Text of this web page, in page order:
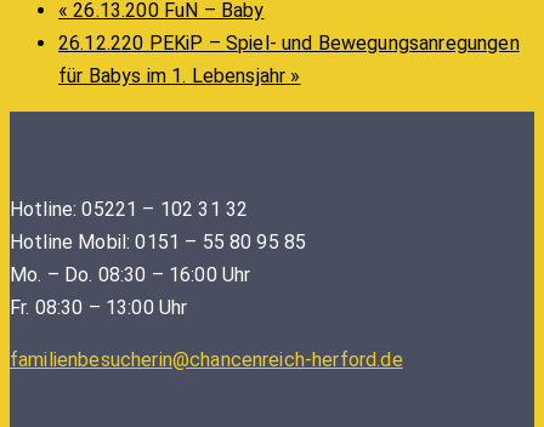
« 26.13.200 FuN – Baby
26.12.220 PEKiP – Spiel- und Bewegungsanregungen
für Babys im 1. Lebensjahr »
Hotline: 05221 – 102 31 32
Hotline Mobil: 0151 – 55 80 95 85
Mo. – Do. 08:30 – 16:00 Uhr
Fr. 08:30 – 13:00 Uhr
familienbesucherin@chancenreich-herford.de